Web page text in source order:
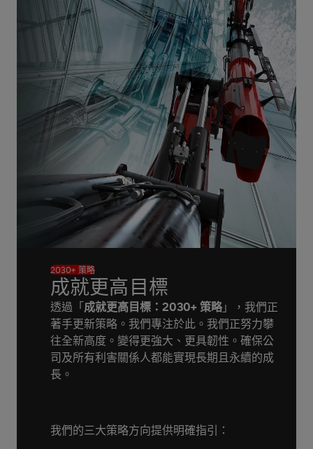
成就更高目標
2030+ 策略
透過「成就更高目標：2030+ 策略」，我們正
著手更新策略。我們專注於此。我們正努力攀
往全新高度。變得更強大、更具韌性。確保公
司及所有利害關係人都能實現長期且永續的成
長。
我們的三大策略方向提供明確指引：